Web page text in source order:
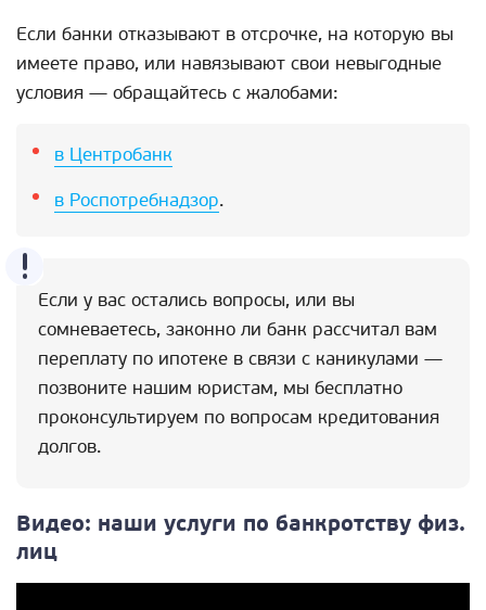
Если банки отказывают в отсрочке, на которую вы
имеете право, или навязывают свои невыгодные
условия — обращайтесь с жалобами:
в Центробанк
в Роспотребнадзор.
Если у вас остались вопросы, или вы
сомневаетесь, законно ли банк рассчитал вам
переплату по ипотеке в связи с каникулами —
позвоните нашим юристам, мы бесплатно
проконсультируем по вопросам кредитования
долгов.
Видео: наши услуги по банкротству физ.
лиц